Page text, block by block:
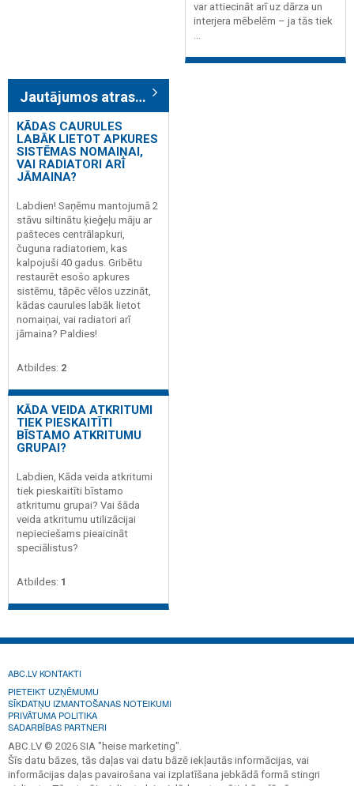
var attiecināt arī uz dārza un
interjera mēbelēm – ja tās tiek
...
Jautājumos atrasts: 2
KĀDAS CAURULES
LABĀK LIETOT APKURES
SISTĒMAS NOMAIŅAI,
VAI RADIATORI ARĪ
JĀMAINA?
Labdien! Saņēmu mantojumā 2
stāvu siltinātu ķieģeļu māju ar
pašteces centrālapkuri,
čuguna radiatoriem, kas
kalpojuši 40 gadus. Gribētu
restaurēt esošo apkures
sistēmu, tāpēc vēlos uzzināt,
kādas caurules labāk lietot
nomaiņai, vai radiatori arī
jāmaina? Paldies!
Atbildes: 2
KĀDA VEIDA ATKRITUMI
TIEK PIESKAITĪTI
BĪSTAMO ATKRITUMU
GRUPAI?
Labdien, Kāda veida atkritumi
tiek pieskaitīti bīstamo
atkritumu grupai? Vai šāda
veida atkritumu utilizācijai
nepieciešams pieaicināt
speciālistus?
Atbildes: 1
ABC.LV KONTAKTI
PIETEIKT UZŅĒMUMU
SĪKDATŅU IZMANTOŠANAS NOTEIKUMI
PRIVĀTUMA POLITIKA
SADARBĪBAS PARTNERI
ABC.LV © 2026 SIA "heise marketing".
Šīs datu bāzes, tās daļas vai datu bāzē iekļautās informācijas, vai
informācijas daļas pavairošana vai izplatīšana jebkādā formā stingri